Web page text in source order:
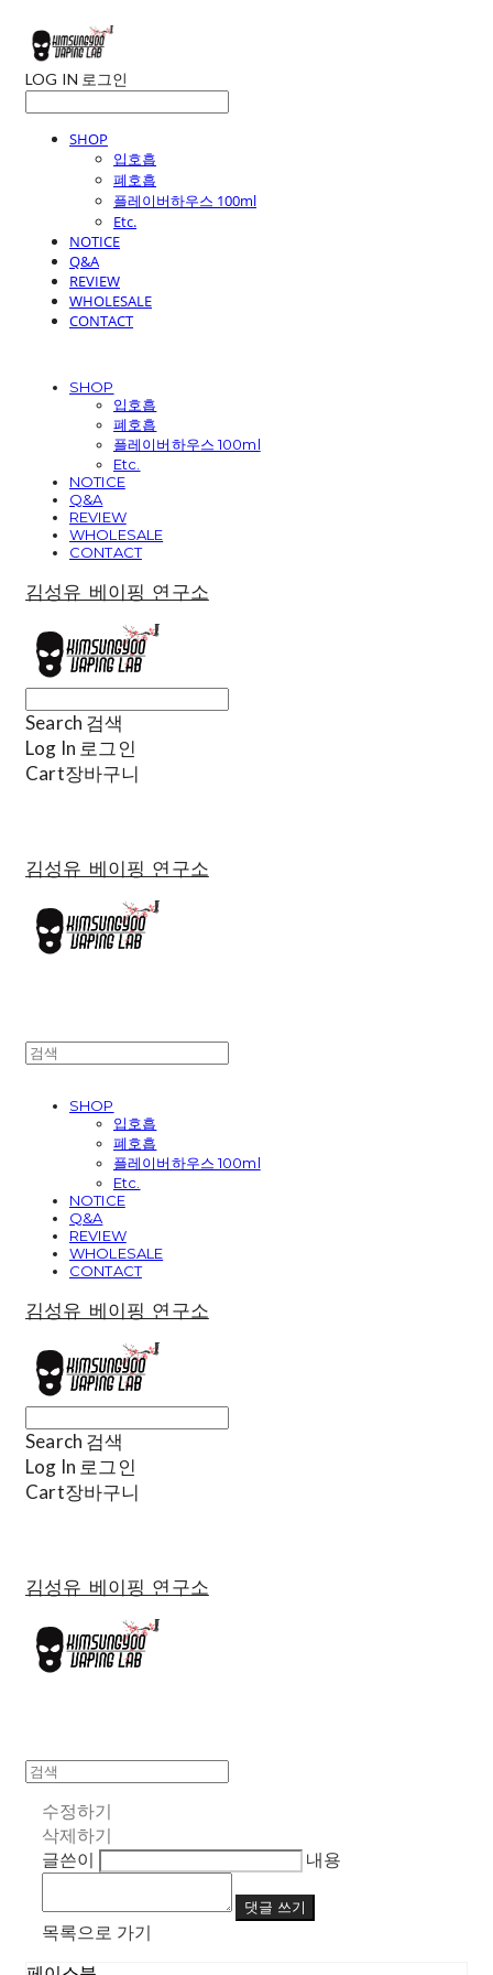
LOG IN 로그인
SHOP
입호흡
폐호흡
플레이버하우스 100ml
Etc.
NOTICE
Q&A
REVIEW
WHOLESALE
CONTACT
SHOP
입호흡
폐호흡
플레이버하우스 100ml
Etc.
NOTICE
Q&A
REVIEW
WHOLESALE
CONTACT
김성유 베이핑 연구소
Search 검색
Log In 로그인
Cart장바구니
김성유 베이핑 연구소
SHOP
입호흡
폐호흡
플레이버하우스 100ml
Etc.
NOTICE
Q&A
REVIEW
WHOLESALE
CONTACT
김성유 베이핑 연구소
Search 검색
Log In 로그인
Cart장바구니
김성유 베이핑 연구소
수정하기
삭제하기
글쓴이
내용
댓글 쓰기
목록으로 가기